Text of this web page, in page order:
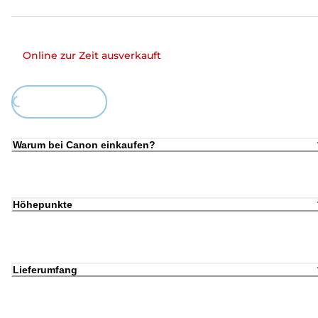
Online zur Zeit ausverkauft
Warum bei Canon einkaufen?
Höhepunkte
Lieferumfang